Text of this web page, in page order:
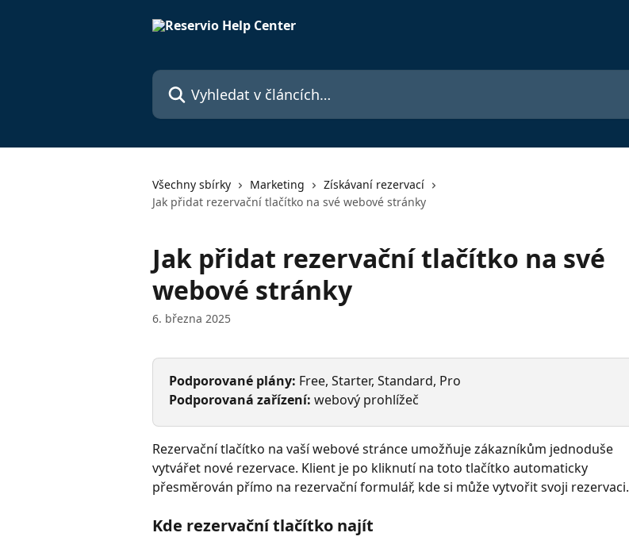
Vyhledat v článcích…
Všechny sbírky Marketing
Získávaní rezervací
Jak přidat rezervační tlačítko na své webové stránky
Jak přidat rezervační tlačítko na své
webové stránky
6. března 2025
Podporované plány: Free, Starter, Standard, Pro
Podporovaná zařízení: webový prohlížeč
Rezervační tlačítko na vaší webové stránce umožňuje zákazníkům jednoduše
vytvářet nové rezervace. Klient je po kliknutí na toto tlačítko automaticky
přesměrován přímo na rezervační formulář, kde si může vytvořit svoji rezervaci.
Kde rezervační tlačítko najít